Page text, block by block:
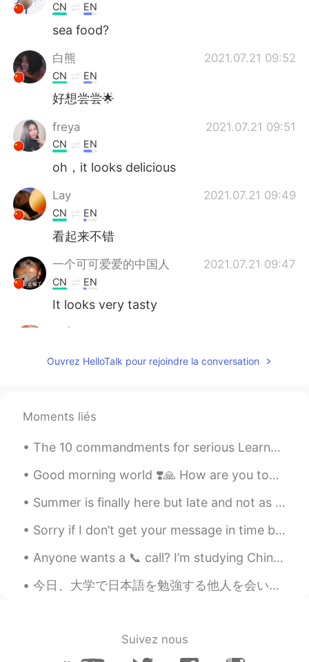
CN EN
sea food?
白熊 2021.07.21 09:52
CN EN
好想尝尝🌟
freya 2021.07.21 09:51
CN EN
oh，it looks delicious
Lay 2021.07.21 09:49
CN EN
看起来不错
一个可可爱爱的中国人 2021.07.21 09:47
CN EN
It looks very tasty
CN EN
I haven't eaten this, it looks good
Ouvrez HelloTalk pour rejoindre la conversation
Moments liés
The 10 commandments for serious Learners on HT 1) This is not inst•gr•m. Don’t post a photo with...
Good morning world ❣️🙏 How are you today ? Don’t worry , be happy 😊 Look at me , I’m happy ☺️
Summer is finally here but late and not as warm as last year. Yet. Still hoping it’ll change for ...
Sorry if I don’t get your message in time because there are lots of other people texting me as we...
Anyone wants a 📞 call? I’m studying Chinese, Korean and Japanese. Im entrepreneur and uses all th...
今日、大学で日本語を勉強する他人を会いました。彼もちょっと日本語を話して読められていません。 でも、6年間後に独学で私の日本語もまた上手ではないと思う。 今日も川に沿っていい散歩しました。写真...
Suivez nous